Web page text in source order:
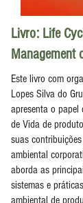
Livro: Life
Management
Este livro com
Lopes Silva do
apresenta o papel
de Vida de
suas
ambiental
aborda as
sistemas e
ambiental de